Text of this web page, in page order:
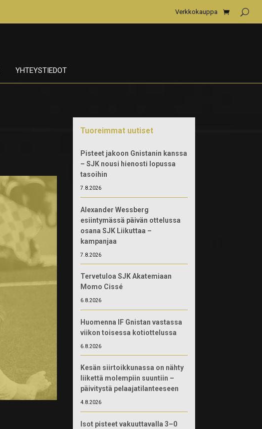
Verkkokauppa
YHTEYSTIEDOT
Tuoreimmat uutiset
Pisteet jakoon Gnistanin kanssa
– SJK nousi hienosti lopussa
tasoihin
7.8.2026
Alexander Wessberg
esiintymässä päivän ottelussa
osana SJK Liikuttaa –
kampanjaa
7.8.2026
Tervetuloa SJK Akatemiaan
Momo Cissé
6.8.2026
Huomenna IF Gnistan vastassa
viikon toisessa kotiottelussa
6.8.2026
Kesän siirtoikkunassa on nähty
liikettä molempiin suuntiin –
päivitystä pelaajatilanteeseen
4.8.2026
Isot pisteet vakuuttavalla 3–0